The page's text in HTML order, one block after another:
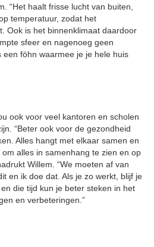
“Het haalt frisse lucht van buiten,
temperatuur, zodat het
Ook is het binnenklimaat daardoor
sfeer en nagenoeg geen
föhn waarmee je je hele huis
ook voor veel kantoren en scholen
“Beter ook voor de gezondheid
Alles hangt met elkaar samen en
alles in samenhang te zien en op
Willem. “We moeten af van
en ik doe dat. Als je zo werkt, blijf je
die tijd kun je beter steken in het
en verbeteringen.”